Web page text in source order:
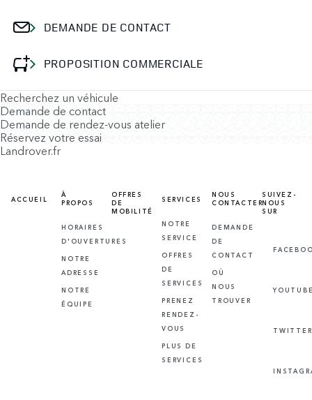
DEMANDE DE CONTACT
PROPOSITION COMMERCIALE
Recherchez un véhicule
Demande de contact
Demande de rendez-vous atelier
Réservez votre essai
Landrover.fr
ACCUEIL
À
PROPOS
HORAIRES
D'OUVERTURES
NOTRE
ADRESSE
NOTRE
ÉQUIPE
OFFRES
DE
MOBILITÉ
SERVICES
NOTRE
SERVICE
OFFRES
DE
SERVICES
PRENEZ
RENDEZ-
VOUS
PLUS DE
SERVICES
NOUS
CONTACTER
DEMANDE
DE
CONTACT
OÙ
NOUS
TROUVER
SUIVEZ-
NOUS
SUR
TWITTER